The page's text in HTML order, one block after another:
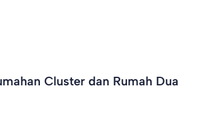
Cluster dan Rumah Dua